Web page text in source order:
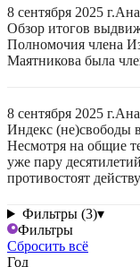
8 сентября 2025 г.
Обзор итогов
Полномочия члена
Маятникова была
8 сентября 2025 г.
Индекс (не)свободы
Несмотря на общие
уже пару
противостоят
Фильтры (3)▾
Фильтры
Сбросить всё
Год